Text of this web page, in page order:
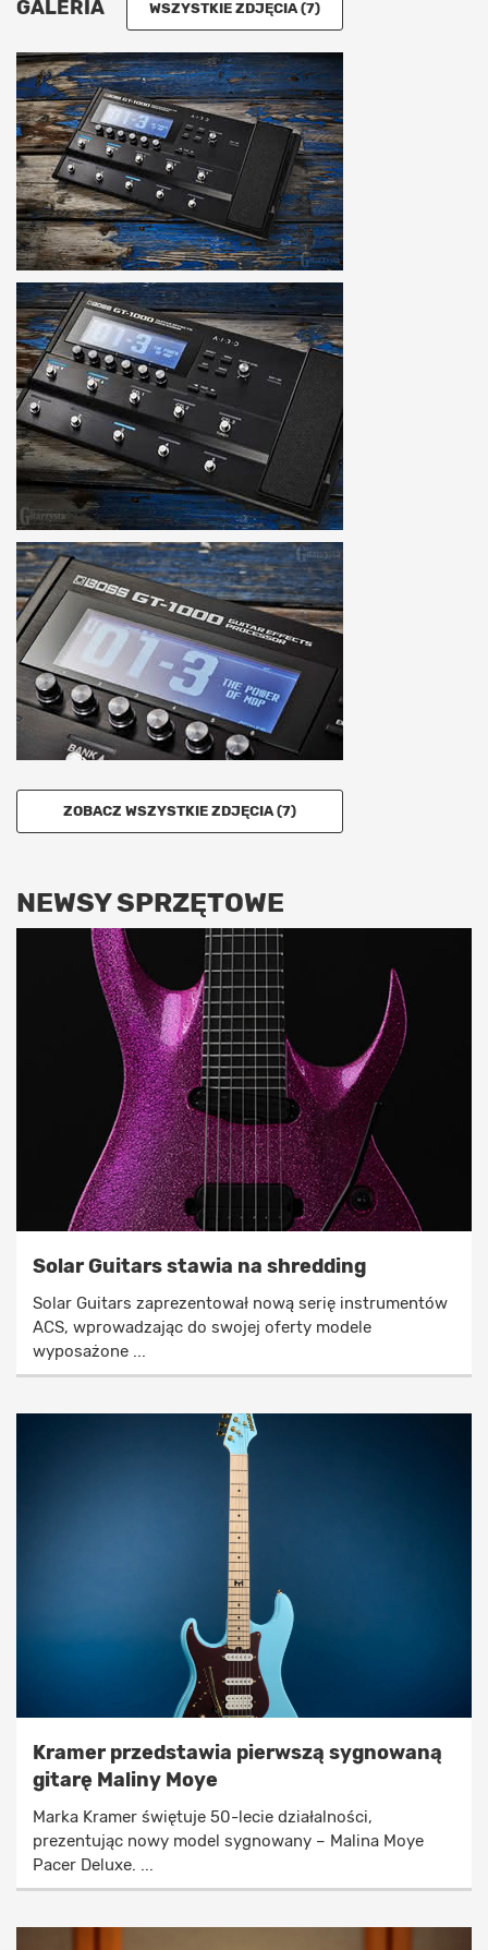
GALERIA WSZYSTKIE ZDJĘCIA (7)
ZOBACZ WSZYSTKIE ZDJĘCIA (7)
NEWSY SPRZĘTOWE
Solar Guitars stawia na shredding
Solar Guitars zaprezentował nową serię instrumentów
ACS, wprowadzając do swojej oferty modele
wyposażone ...
Kramer przedstawia pierwszą sygnowaną
gitarę Maliny Moye
Marka Kramer świętuje 50-lecie działalności,
prezentując nowy model sygnowany – Malina Moye
Pacer Deluxe. ...